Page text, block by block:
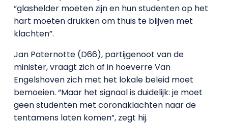
“glashelder moeten zijn en hun studenten op het
hart moeten drukken om thuis te blijven met
klachten”.
Jan Paternotte (D66), partijgenoot van de
minister, vraagt zich af in hoeverre Van
Engelshoven zich met het lokale beleid moet
bemoeien. “Maar het signaal is duidelijk: je moet
geen studenten met coronaklachten naar de
tentamens laten komen”, zegt hij.